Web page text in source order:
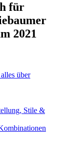
für
2021
über
Stile &